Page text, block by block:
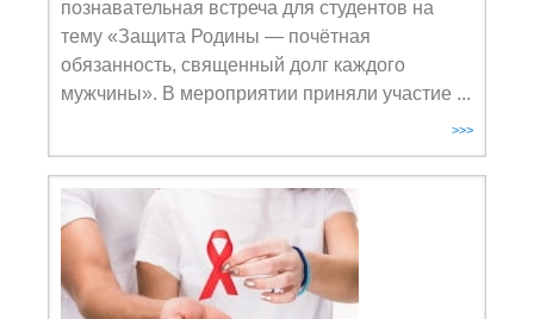
познавательная встреча для студентов на
тему «Защита Родины — почётная
обязанность, священный долг каждого
мужчины». В мероприятии приняли участие ...
>>>